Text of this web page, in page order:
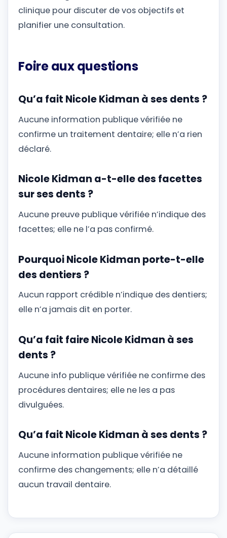
clinique pour discuter de vos objectifs et
planifier une consultation.
Foire aux questions
Qu’a fait Nicole Kidman à ses dents ?
Aucune information publique vérifiée ne
confirme un traitement dentaire; elle n’a rien
déclaré.
Nicole Kidman a-t-elle des facettes
sur ses dents ?
Aucune preuve publique vérifiée n’indique des
facettes; elle ne l’a pas confirmé.
Pourquoi Nicole Kidman porte-t-elle
des dentiers ?
Aucun rapport crédible n’indique des dentiers;
elle n’a jamais dit en porter.
Qu’a fait faire Nicole Kidman à ses
dents ?
Aucune info publique vérifiée ne confirme des
procédures dentaires; elle ne les a pas
divulguées.
Qu’a fait Nicole Kidman à ses dents ?
Aucune information publique vérifiée ne
confirme des changements; elle n’a détaillé
aucun travail dentaire.